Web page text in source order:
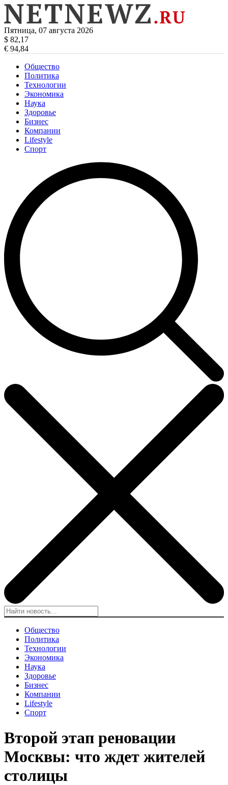
Пятница, 07 августа 2026
$ 82,17
€ 94,84
Общество
Политика
Технологии
Экономика
Наука
Здоровье
Бизнес
Компании
Lifestyle
Спорт
Общество
Политика
Технологии
Экономика
Наука
Здоровье
Бизнес
Компании
Lifestyle
Спорт
Второй этап реновации
Москвы: что ждет жителей
столицы